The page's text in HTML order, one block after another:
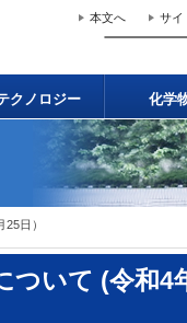
本文へ サイ
クノロジー 化学
日）
ついて (令和4